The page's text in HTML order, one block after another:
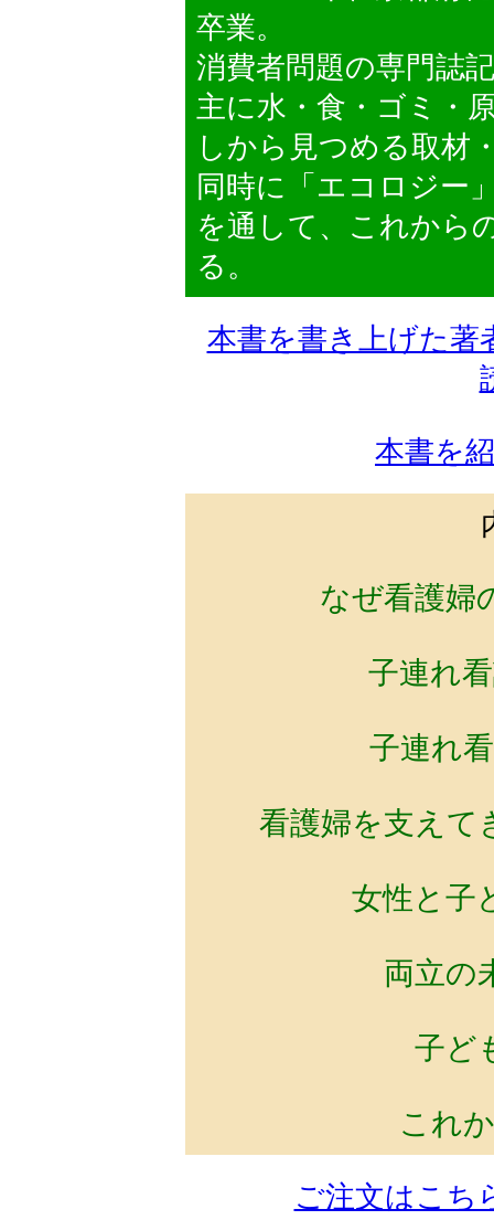
卒業。
消費者問題の専門誌
主に水・食・ゴミ・
しから見つめる取材
同時に「エコロジー
を通して、これから
る。
本書を書き上げた著
本書を
なぜ看護婦
子連れ
子連れ
看護婦を支え
女性と子
両立の
子ど
これ
ご注文はこち